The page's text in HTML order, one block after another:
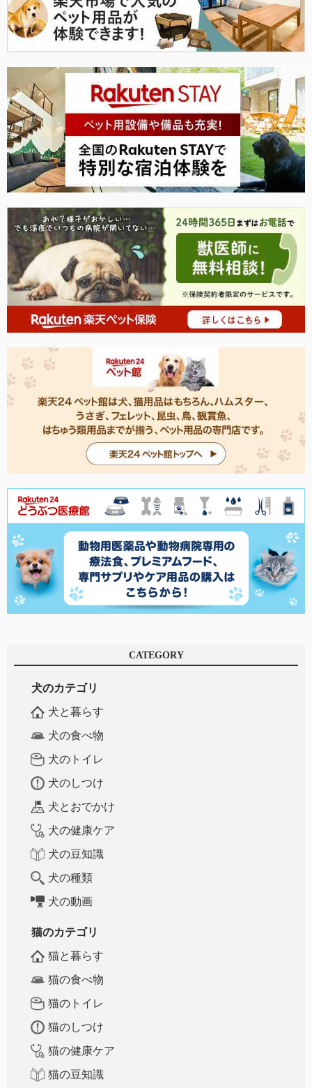
CATEGORY
犬のカテゴリ
犬と暮らす
犬の食べ物
犬のトイレ
犬のしつけ
犬とおでかけ
犬の健康ケア
犬の豆知識
犬の種類
犬の動画
猫のカテゴリ
猫と暮らす
猫の食べ物
猫のトイレ
猫のしつけ
猫の健康ケア
猫の豆知識